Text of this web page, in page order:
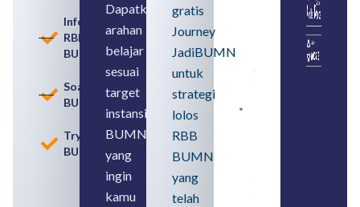
Informasi
RBB
BUMN
Soal
BUMN
Tryout
BUMN
Dapatkan
arahan
belajar
sesuai
target
instansi
BUMN
yang
ingin
kamu
gratis
Journey
JadiBUMN
untuk
strategi
lolos
RBB
BUMN
yang
telah
Pengertian,
Perbedaan,
serta Jenis
August 6,
2026
SMA
Syarat,